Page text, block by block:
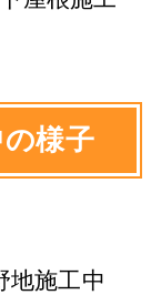
様子
地施工中